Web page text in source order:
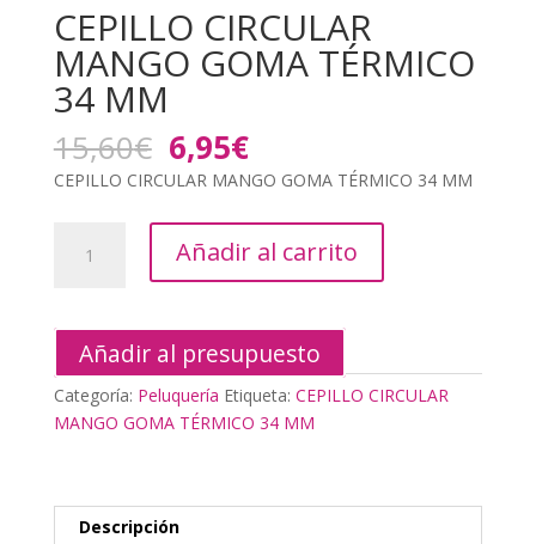
CEPILLO CIRCULAR
MANGO GOMA TÉRMICO
34 MM
15,60€ El
precio
original
era:
15,60€.
6,95€El
precio
actual
es:
6,95€.
CEPILLO CIRCULAR MANGO GOMA TÉRMICO 34 MM
CIRCULAR
TÉRMICO
34
MM
cantidad
Añadir al carrito
Añadir al presupuesto
Categoría: Peluquería Etiqueta: CEPILLO CIRCULAR
MANGO GOMA TÉRMICO 34 MM
Descripción